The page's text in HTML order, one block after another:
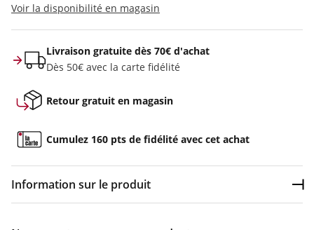
Voir la disponibilité en magasin
Livraison gratuite dès 70€ d'achat
Dès 50€ avec la carte fidélité
Retour gratuit en magasin
Cumulez 160 pts de fidélité avec cet achat
Information sur le produit